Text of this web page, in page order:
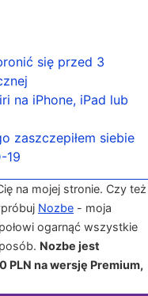
się przed 3
na iPhone, iPad lub
zaszczepiłem siebie
19
na mojej stronie. Czy też
Nozbe - moja
ogarnąć wszystkie
Nozbe jest
PLN na wersję Premium,